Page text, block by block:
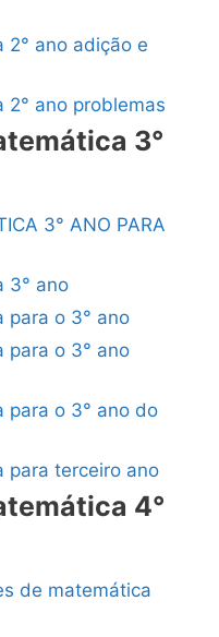
ano adição e
ano problemas
3°
3° ANO PARA
3° ano
para o 3° ano
para o 3° ano
para o 3° ano do
para terceiro ano
4°
de matemática